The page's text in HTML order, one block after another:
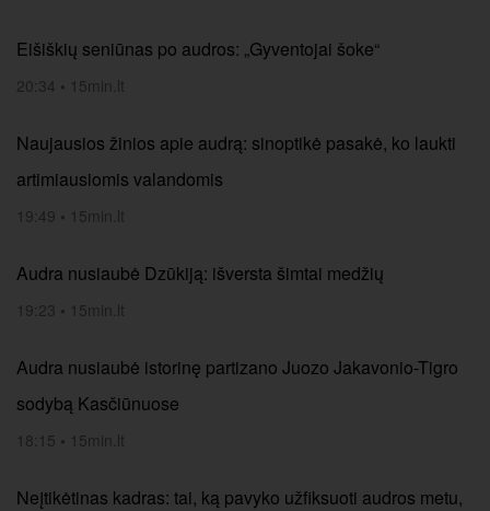
Eišiškių seniūnas po audros: „Gyventojai šoke“
20:34 • 15min.lt
Naujausios žinios apie audrą: sinoptikė pasakė, ko laukti
artimiausiomis valandomis
19:49 • 15min.lt
Audra nusiaubė Dzūkiją: išversta šimtai medžių
19:23 • 15min.lt
Audra nusiaubė istorinę partizano Juozo Jakavonio-Tigro
sodybą Kasčiūnuose
18:15 • 15min.lt
Neįtikėtinas kadras: tai, ką pavyko užfiksuoti audros metu,